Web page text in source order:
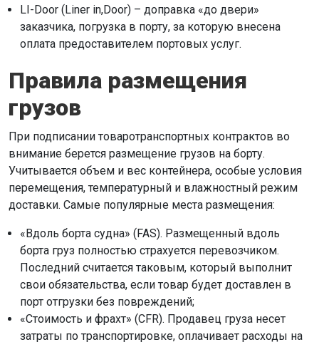
LI-Door (Liner in,Door) – доправка «до двери»
заказчика, погрузка в порту, за которую внесена
оплата предоставителем портовых услуг.
Правила размещения
грузов
При подписании товаротранспортных контрактов во
внимание берется размещение грузов на борту.
Учитывается объем и вес контейнера, особые условия
перемещения, температурный и влажностный режим
доставки. Самые популярные места размещения:
«Вдоль борта судна» (FAS). Размещенный вдоль
борта груз полностью страхуется перевозчиком.
Последний считается таковым, который выполнит
свои обязательства, если товар будет доставлен в
порт отгрузки без повреждений;
«Стоимость и фрахт» (CFR). Продавец груза несет
затраты по транспортировке, оплачивает расходы на